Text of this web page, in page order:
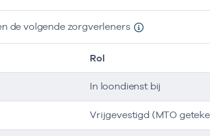
de volgende zorgverleners
Rol
In loondienst bij
Vrijgevestigd (MTO